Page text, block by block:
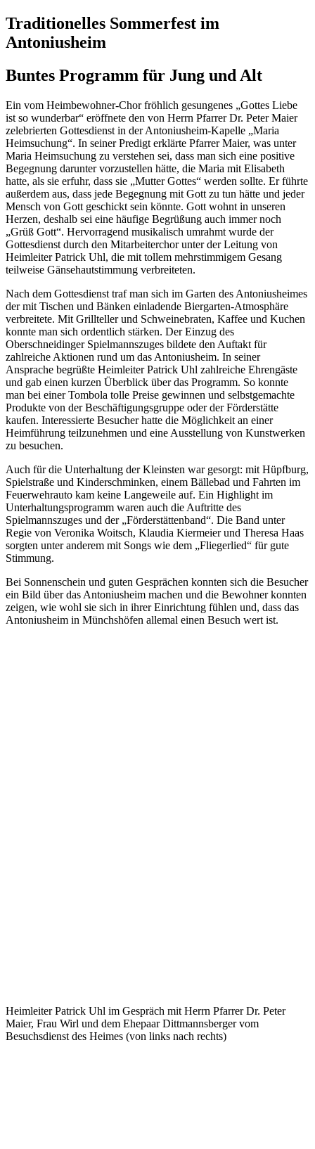
Traditionelles Sommerfest im
Antoniusheim
Buntes Programm für Jung und Alt
Ein vom Heimbewohner-Chor fröhlich gesungenes „Gottes Liebe
ist so wunderbar“ eröffnete den von Herrn Pfarrer Dr. Peter Maier
zelebrierten Gottesdienst in der Antoniusheim-Kapelle „Maria
Heimsuchung“. In seiner Predigt erklärte Pfarrer Maier, was unter
Maria Heimsuchung zu verstehen sei, dass man sich eine positive
Begegnung darunter vorzustellen hätte, die Maria mit Elisabeth
hatte, als sie erfuhr, dass sie „Mutter Gottes“ werden sollte. Er führte
außerdem aus, dass jede Begegnung mit Gott zu tun hätte und jeder
Mensch von Gott geschickt sein könnte. Gott wohnt in unseren
Herzen, deshalb sei eine häufige Begrüßung auch immer noch
„Grüß Gott“. Hervorragend musikalisch umrahmt wurde der
Gottesdienst durch den Mitarbeiterchor unter der Leitung von
Heimleiter Patrick Uhl, die mit tollem mehrstimmigem Gesang
teilweise Gänsehautstimmung verbreiteten.
Nach dem Gottesdienst traf man sich im Garten des Antoniusheimes
der mit Tischen und Bänken einladende Biergarten-Atmosphäre
verbreitete. Mit Grillteller und Schweinebraten, Kaffee und Kuchen
konnte man sich ordentlich stärken. Der Einzug des
Oberschneidinger Spielmannszuges bildete den Auftakt für
zahlreiche Aktionen rund um das Antoniusheim. In seiner
Ansprache begrüßte Heimleiter Patrick Uhl zahlreiche Ehrengäste
und gab einen kurzen Überblick über das Programm. So konnte
man bei einer Tombola tolle Preise gewinnen und selbstgemachte
Produkte von der Beschäftigungsgruppe oder der Förderstätte
kaufen. Interessierte Besucher hatte die Möglichkeit an einer
Heimführung teilzunehmen und eine Ausstellung von Kunstwerken
zu besuchen.
Auch für die Unterhaltung der Kleinsten war gesorgt: mit Hüpfburg,
Spielstraße und Kinderschminken, einem Bällebad und Fahrten im
Feuerwehrauto kam keine Langeweile auf. Ein Highlight im
Unterhaltungsprogramm waren auch die Auftritte des
Spielmannszuges und der „Förderstättenband“. Die Band unter
Regie von Veronika Woitsch, Klaudia Kiermeier und Theresa Haas
sorgten unter anderem mit Songs wie dem „Fliegerlied“ für gute
Stimmung.
Bei Sonnenschein und guten Gesprächen konnten sich die Besucher
ein Bild über das Antoniusheim machen und die Bewohner konnten
zeigen, wie wohl sie sich in ihrer Einrichtung fühlen und, dass das
Antoniusheim in Münchshöfen allemal einen Besuch wert ist.
Heimleiter Patrick Uhl im Gespräch mit Herrn Pfarrer Dr. Peter
Maier, Frau Wirl und dem Ehepaar Dittmannsberger vom
Besuchsdienst des Heimes (von links nach rechts)